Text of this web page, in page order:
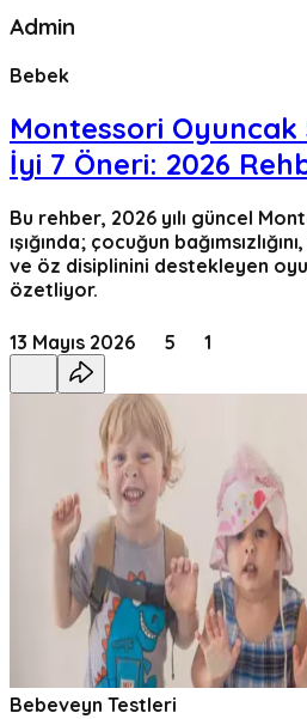
Admin
Bebek
Montessori Oyuncak
İyi 7 Öneri: 2026
Bu rehber, 2026 yılı güncel
ışığında; çocuğun
ve öz disiplinini destekleyen
özetliyor.
13 Mayıs 2026 5 1
Bebeveyn Testleri